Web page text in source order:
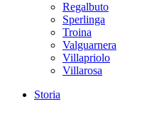
Regalbuto
Sperlinga
Troina
Valguarnera
Villapriolo
Villarosa
Storia